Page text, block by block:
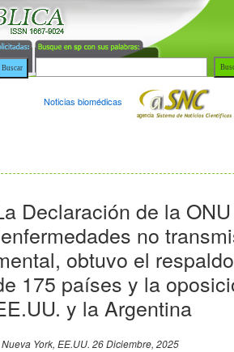
Noticias biomédicas
Declaración de la
no
obtuvo el
175 países y la
y la Argentina
Nueva York, EE.UU. 26 Diciembre, 2025